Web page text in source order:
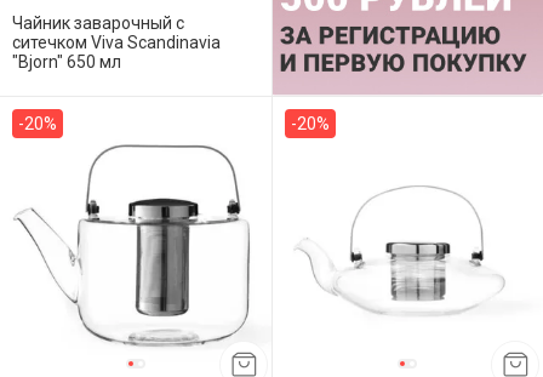
Чайник заварочный с
ситечком Viva Scandinavia
"Bjorn" 650 мл
-20% -20%